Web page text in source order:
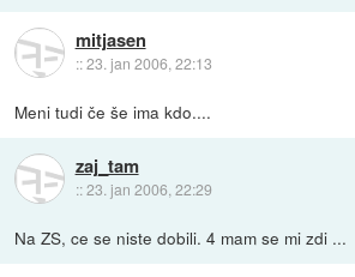
mitjasen
::23. jan 2006, 22:13
Meni tudi če še ima kdo....
zaj_tam
::23. jan 2006, 22:29
Na ZS, ce se niste dobili. 4 mam se mi zdi ...